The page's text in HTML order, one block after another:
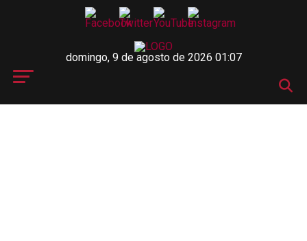
domingo, 9 de agosto de 2026 01:07